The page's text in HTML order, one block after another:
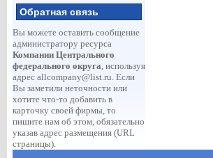
Обратная связь
Вы можете оставить сообщение
администратору ресурса
Компании Центрального
федерального округа, используя
адрес allcompany@list.ru. Если
Вы заметили неточности или
хотите что-то добавить в
карточку своей фирмы, то
пишите нам об этом, обязательно
указав адрес размещения (URL
страницы).